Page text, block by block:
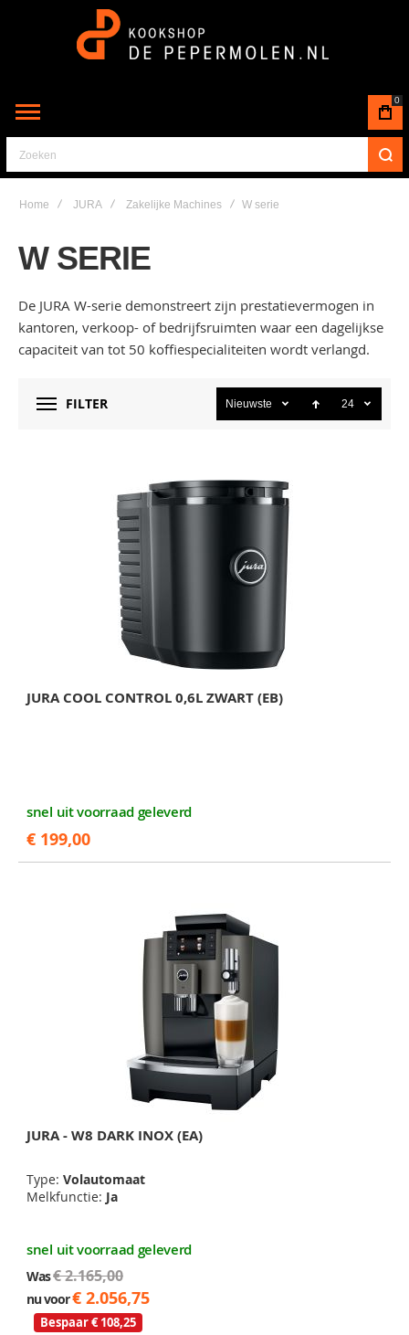
0
Zoeken
Home JURA Zakelijke Machines W serie
W SERIE
De JURA W-serie demonstreert zijn prestatievermogen in
kantoren, verkoop- of bedrijfsruimten waar een dagelijkse
capaciteit van tot 50 koffiespecialiteiten wordt verlangd.
FILTER Nieuwste 24
JURA COOL CONTROL 0,6L ZWART (EB)
snel uit voorraad geleverd
€ 199,00
JURA - W8 DARK INOX (EA)
Type: Volautomaat
Melkfunctie: Ja
snel uit voorraad geleverd
Was€ 2.165,00
nu voor€ 2.056,75
Bespaar € 108,25